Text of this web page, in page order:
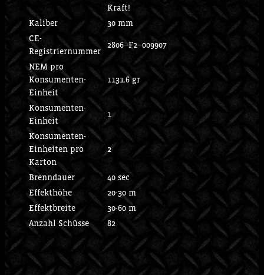
Kraft!
Kaliber
30 mm
CE-
Registriernummer
2806−F2−009907
NEM pro
Konsumenten-
Einheit
1131.6 gr
Konsumenten-
Einheit
1
Konsumenten-
Einheiten pro
Karton
2
Brenndauer
40 sec
Effekthöhe
20-30 m
Effektbreite
30-60 m
Anzahl Schüsse
82